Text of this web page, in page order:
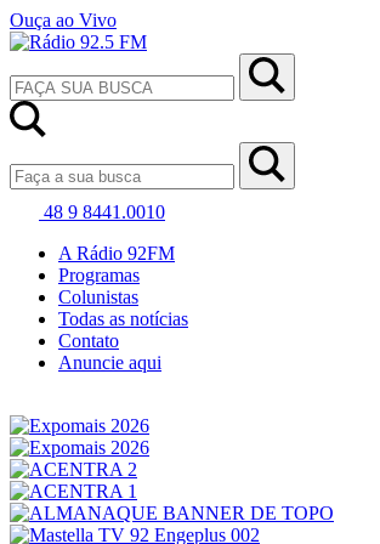
Ouça ao Vivo
48 9 8441.0010
A Rádio 92FM
Programas
Colunistas
Todas as notícias
Contato
Anuncie aqui